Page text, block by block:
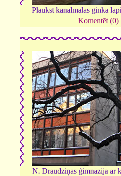
Plaukst kanālmalas ginka
Komentēt (0)
N. Draudziņas ģimnāzija ar